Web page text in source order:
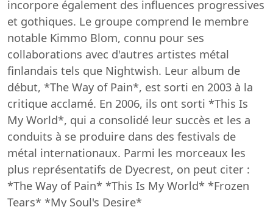
incorpore également des influences progressives
et gothiques. Le groupe comprend le membre
notable Kimmo Blom, connu pour ses
collaborations avec d'autres artistes métal
finlandais tels que Nightwish. Leur album de
début, *The Way of Pain*, est sorti en 2003 à la
critique acclamé. En 2006, ils ont sorti *This Is
My World*, qui a consolidé leur succès et les a
conduits à se produire dans des festivals de
métal internationaux. Parmi les morceaux les
plus représentatifs de Dyecrest, on peut citer :
*The Way of Pain* *This Is My World* *Frozen
Tears* *My Soul's Desire*